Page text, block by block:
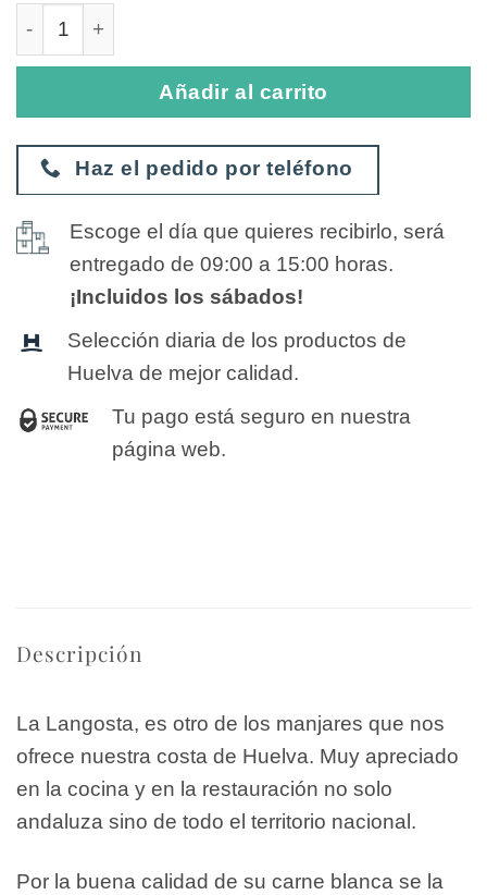
Langosta cantidad
Añadir al carrito
Haz el pedido por teléfono
Escoge el día que quieres recibirlo, será
entregado de 09:00 a 15:00 horas.
¡Incluidos los sábados!
Selección diaria de los productos de
Huelva de mejor calidad.
Tu pago está seguro en nuestra
página web.
Descripción
La Langosta, es otro de los manjares que nos
ofrece nuestra costa de Huelva. Muy apreciado
en la cocina y en la restauración no solo
andaluza sino de todo el territorio nacional.
Por la buena calidad de su carne blanca se la